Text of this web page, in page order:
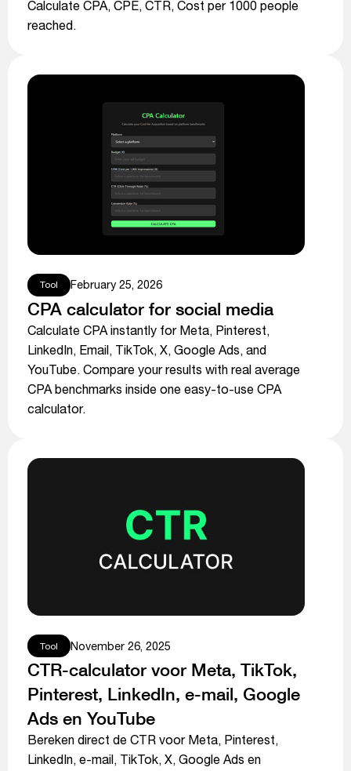
Calculate CPA, CPE, CTR, Cost per 1000 people
reached.
Tool February 25, 2026
CPA calculator for social media
Calculate CPA instantly for Meta, Pinterest,
LinkedIn, Email, TikTok, X, Google Ads, and
YouTube. Compare your results with real average
CPA benchmarks inside one easy-to-use CPA
calculator.
Tool November 26, 2025
CTR-calculator voor Meta, TikTok,
Pinterest, LinkedIn, e-mail, Google
Ads en YouTube
Bereken direct de CTR voor Meta, Pinterest,
LinkedIn, e-mail, TikTok, X, Google Ads en